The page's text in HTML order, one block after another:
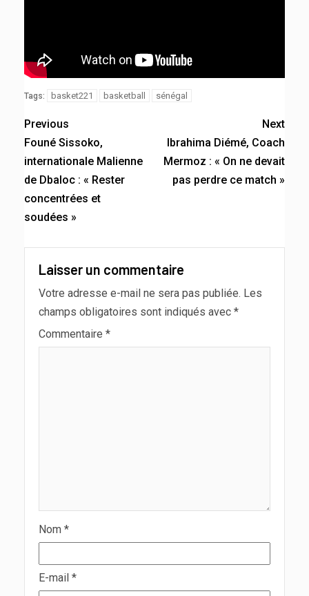
Tags: basket221 basketball sénégal
Previous
Founé Sissoko,
internationale Malienne
de Dbaloc : « Rester
concentrées et
soudées »
Next
Ibrahima Diémé, Coach
Mermoz : « On ne devait
pas perdre ce match »
Laisser un commentaire
Votre adresse e-mail ne sera pas publiée. Les
champs obligatoires sont indiqués avec *
Commentaire *
Nom *
E-mail *